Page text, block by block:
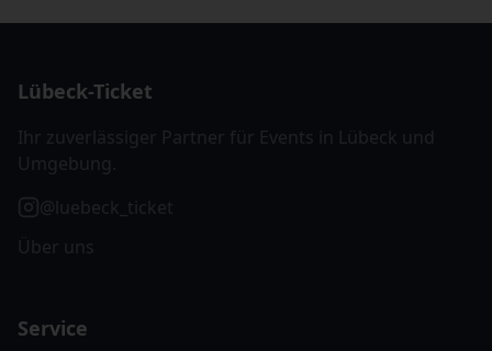
Lübeck-Ticket
Ihr zuverlässiger Partner für Events in Lübeck und
Umgebung.
@luebeck_ticket
Über uns
Service